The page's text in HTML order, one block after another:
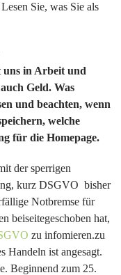
Sie, was Sie als
in Arbeit und
Geld. Was
und beachten, wenn
welche
für die Homepage.
der sperrigen
kurz DSGVO bisher
Notbremse für
beiseitegeschoben hat,
zu infomieren.zu
Handeln ist angesagt.
Beginnend zum 25.